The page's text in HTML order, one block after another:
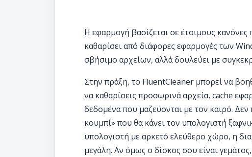
Η εφαρμογή βασίζεται σε έτοιμους
καθαρίσει από διάφορες εφαρμογές των
σβήσιμο αρχείων, αλλά δουλεύει με
Στην πράξη, το FluentCleaner μπορεί να
να καθαρίσεις προσωρινά αρχεία, cache
δεδομένα που μαζεύονται με τον καιρό.
κουμπί» που θα κάνει τον υπολογιστή
υπολογιστή με αρκετό ελεύθερο χώρο, η
μεγάλη. Αν όμως ο δίσκος σου είναι